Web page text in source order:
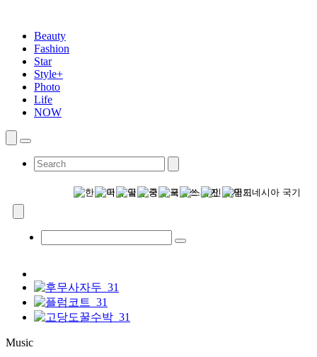
Beauty
Fashion
Star
Style+
Photo
Life
NOW
Music